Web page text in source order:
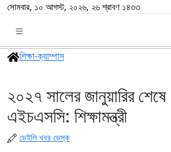
সোমবার, ১০ আগস্ট, ২০২৬, ২৬ শ্রাবণ ১৪৩৩
শিক্ষা-ক্যাম্পাস
২০২৭ সালের জানুয়ারির
এইচএসসি: শিক্ষামন্ত্রী
ডেইলি খবর ডেস্ক